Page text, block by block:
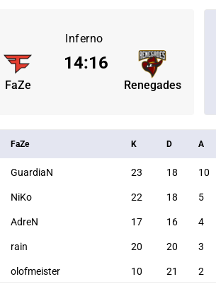
Inferno
FaZe Renegades
14:16
FaZe K D A
GuardiaN 23 18 10
NiKo 22 18 5
AdreN 17 16 4
rain 20 20 3
olofmeister 10 21 2